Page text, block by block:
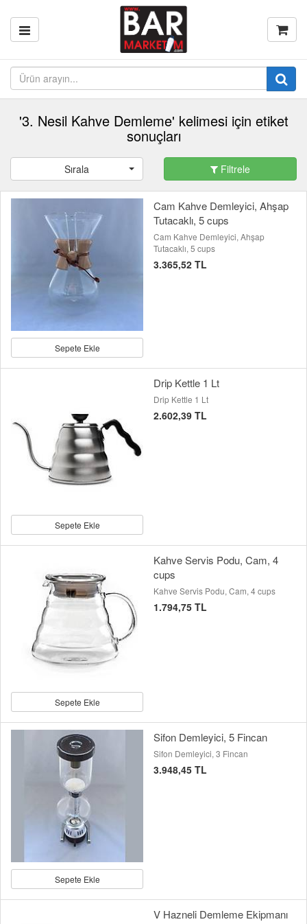
'3. Nesil Kahve Demleme' kelimesi için etiket
sonuçları
Sırala Filtrele
Sepete Ekle
Cam Kahve Demleyici, Ahşap
Tutacaklı, 5 cups
Cam Kahve Demleyici, Ahşap
Tutacaklı, 5 cups
3.365,52 TL
Sepete Ekle
Drip Kettle 1 Lt
Drip Kettle 1 Lt
2.602,39 TL
Sepete Ekle
Kahve Servis Podu, Cam, 4
cups
Kahve Servis Podu, Cam, 4 cups
1.794,75 TL
Sepete Ekle
Sifon Demleyici, 5 Fincan
Sifon Demleyici, 3 Fincan
3.948,45 TL
V Hazneli Demleme Ekipmanı